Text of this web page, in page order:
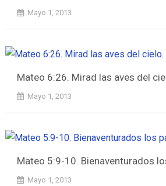
Mayo 1, 2013
Mateo 6:26. Mirad las aves del
Mayo 1, 2013
Mateo 5:9-10. Bienaventurados
Mayo 1, 2013